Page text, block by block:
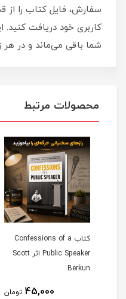
سفارش، فایل کتاب را از
کاربری خود دریافت کنید.
شما باقی می‌ماند و در هر
محصولات مرتبط
کتاب Confessions of a
Public Speaker اثر Scott
Berkun
45,000 تومان